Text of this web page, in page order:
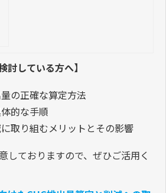
討している方へ】
の正確な算定方法
的な手順
取り組むメリットとその影響
しておりますので、ぜひご活用く